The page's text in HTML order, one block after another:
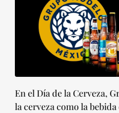
En el Día de la Cerveza,
la cerveza como la